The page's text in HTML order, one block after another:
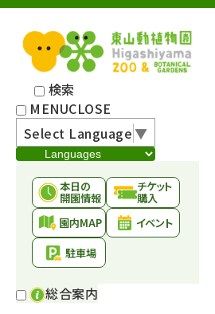
検索
MENUCLOSE
Select Language▼
本日の
開園情報
チケット
購入
園内MAP
イベント
駐車場
総合案内